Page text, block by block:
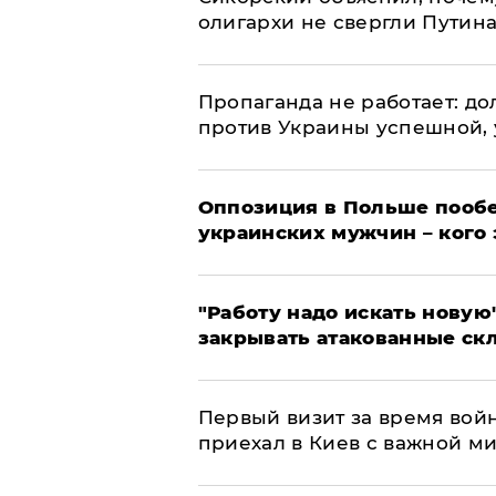
олигархи не свергли
​Пропаганда не работает:
против Украины
Оппозиция в Польше
украинских мужчин – кого
"Работу надо искать
закрывать атакованные
Первый визит за время
приехал в Киев с важной